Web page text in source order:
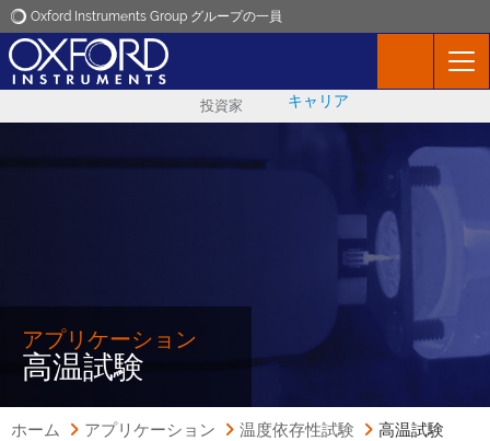
Oxford Instruments Group グループの一員
アプリケーション
投資家 キャリア
アプリケーション
高温試験
ホーム アプリケーション 温度依存性試験 高温試験